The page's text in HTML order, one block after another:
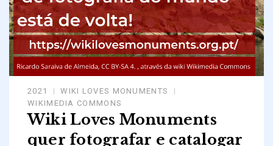
2021
WIKI LOVES MONUMENTS
WIKIMEDIA COMMONS
Wiki Loves Monuments
quer fotografar e catalogar